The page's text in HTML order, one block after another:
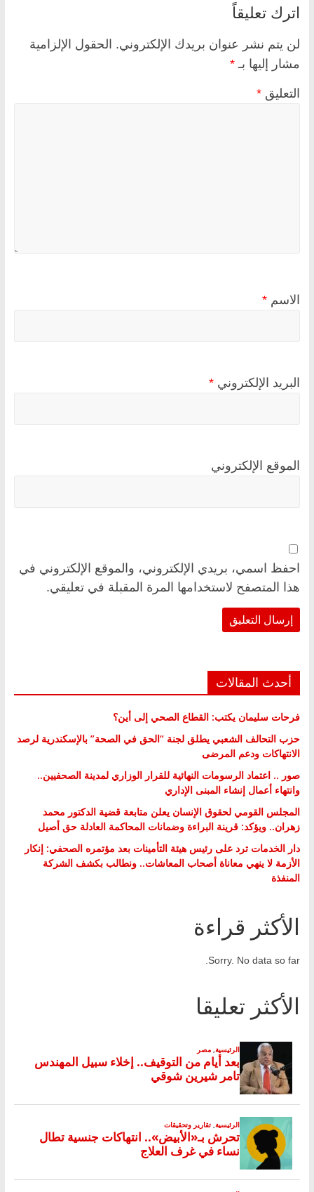
اترك تعليقاً
لن يتم نشر عنوان بريدك الإلكتروني. الحقول الإلزامية
مشار إليها بـ *
التعليق *
الاسم *
البريد الإلكتروني *
الموقع الإلكتروني
احفظ اسمي، بريدي الإلكتروني، والموقع الإلكتروني في
هذا المتصفح لاستخدامها المرة المقبلة في تعليقي.
أحدث المقالات
فرحات سليمان يكتب: القطاع الصحي إلى أين؟
حزب التحالف الشعبي يطلق لجنة “الحق في الصحة” بالإسكندرية لرصد
الانتهاكات ودعم المرضى
صور .. اعتماد الرسومات النهائية للقرار الوزاري لمدينة الصحفيين..
وانتهاء أعمال إنشاء المبنى الإداري
المجلس القومي لحقوق الإنسان يعلن متابعة قضية الدكتور محمد
زهران.. ويؤكد: قرينة البراءة وضمانات المحاكمة العادلة حق أصيل
دار الخدمات ترد على رئيس هيئة التأمينات بعد مؤتمره الصحفي: إنكار
الأزمة لا ينهي معاناة أصحاب المعاشات.. ونطالب بكشف الشركة
المنفذة
الأكثر قراءة
Sorry. No data so far.
الأكثر تعليقا